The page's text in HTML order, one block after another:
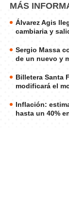
MÁS
Álvarez Agis
cambiaria y
Sergio Massa
de un nuevo y
Billetera Santa
modificará el
Inflación:
hasta un 40%